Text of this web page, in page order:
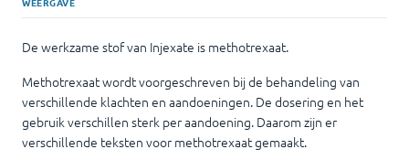
De werkzame stof van Injexate is methotrexaat.
Methotrexaat wordt voorgeschreven bij de behandeling van
verschillende klachten en aandoeningen. De dosering en het
gebruik verschillen sterk per aandoening. Daarom zijn er
verschillende teksten voor methotrexaat gemaakt.